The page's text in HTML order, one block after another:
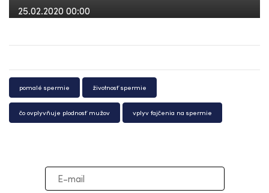
25.02.2020 00:00
pomalé spermie životnosť spermie
čo ovplyvňuje plodnosť mužov vplyv fajčenia na spermie